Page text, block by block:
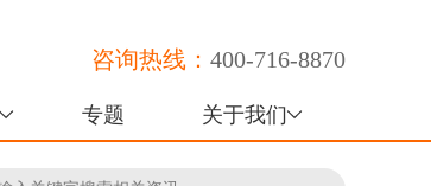
咨询热线： 400-716-8870
专题 关于我们